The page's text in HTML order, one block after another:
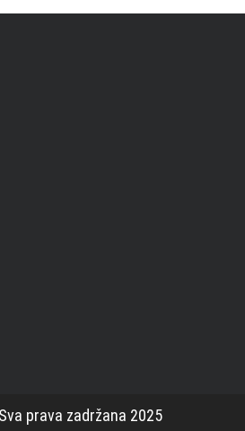
prava zadržana 2025